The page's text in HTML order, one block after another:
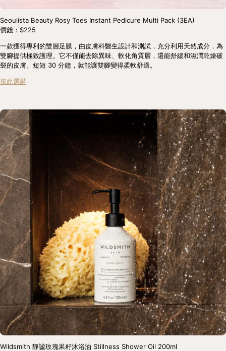
Seoulista Beauty Rosy Toes Instant Pedicure Multi Pack (3EA)
價錢：$225
一款獲得專利的雙層足膜，由皮膚科醫生設計和測試，充分利用天然成分，為
雙腳提供極致護理。它不僅能去除異味、軟化角質層，還能舒緩和滋潤乾燥破
裂的皮膚。短短 30 分鐘，就能讓雙腳變得柔軟舒適。
按此選購
Wildsmith 靜謐玫瑰果籽沐浴油 Stillness Shower Oil 200ml